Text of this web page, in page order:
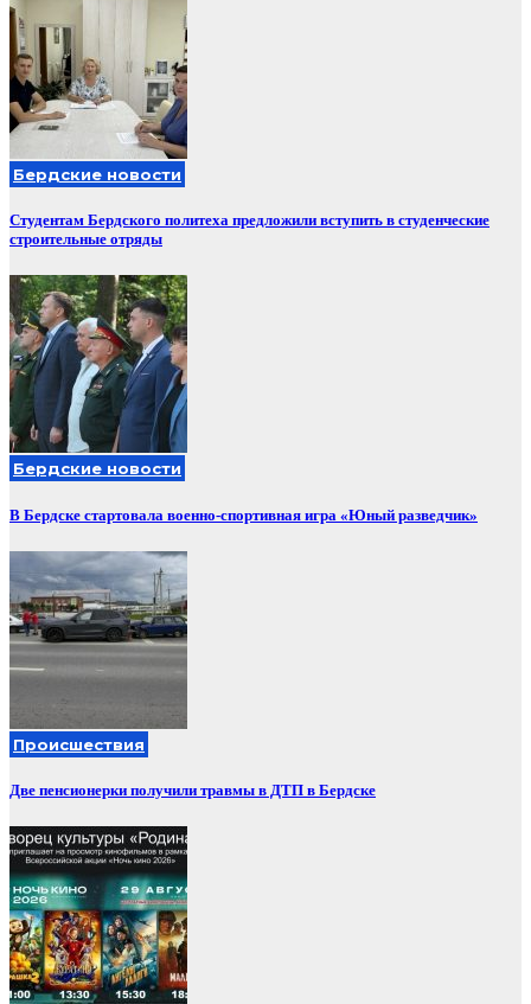
Бердские новости
Студентам Бердского политеха предложили вступить в студенческие
строительные отряды
Бердские новости
В Бердске стартовала военно-спортивная игра «Юный разведчик»
Происшествия
Две пенсионерки получили травмы в ДТП в Бердске